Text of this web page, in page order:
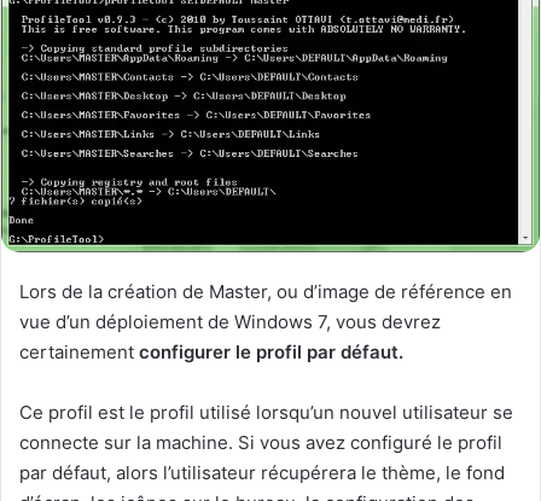
Lors de la création de Master, ou d’image de référence en
vue d’un déploiement de Windows 7, vous devrez
certainement configurer le profil par défaut.
Ce profil est le profil utilisé lorsqu’un nouvel utilisateur se
connecte sur la machine. Si vous avez configuré le profil
par défaut, alors l’utilisateur récupérera le thème, le fond